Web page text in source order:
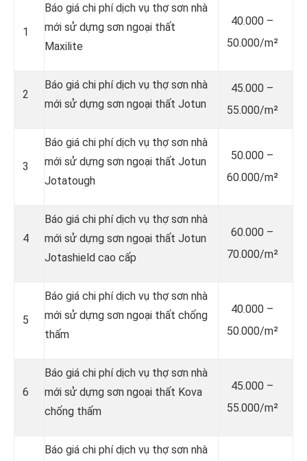
1
Báo giá chi phí dịch vụ thợ sơn nhà
mới sử dựng sơn ngoại thất
Maxilite
40.000 –
50.000/m²
2
Báo giá chi phí dịch vụ thợ sơn nhà
mới sử dựng sơn ngoại thất Jotun
45.000 –
55.000/m²
3
Báo giá chi phí dịch vụ thợ sơn nhà
mới sử dựng sơn ngoại thất Jotun
Jotatough
50.000 –
60.000/m²
4
Báo giá chi phí dịch vụ thợ sơn nhà
mới sử dựng sơn ngoại thất Jotun
Jotashield cao cấp
60.000 –
70.000/m²
5
Báo giá chi phí dịch vụ thợ sơn nhà
mới sử dựng sơn ngoại thất chống
thấm
40.000 –
50.000/m²
6
Báo giá chi phí dịch vụ thợ sơn nhà
mới sử dựng sơn ngoại thất Kova
chống thấm
45.000 –
55.000/m²
Báo giá chi phí dịch vụ thợ sơn nhà